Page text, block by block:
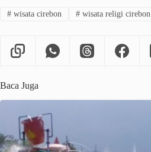
#wisata cirebon #wisata religi cirebon
Baca Juga